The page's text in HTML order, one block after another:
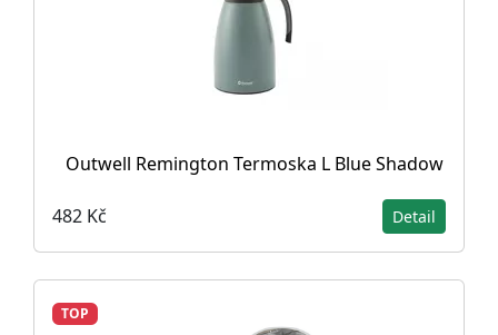
Outwell Remington Termoska L Blue Shadow
482 Kč Detail
TOP